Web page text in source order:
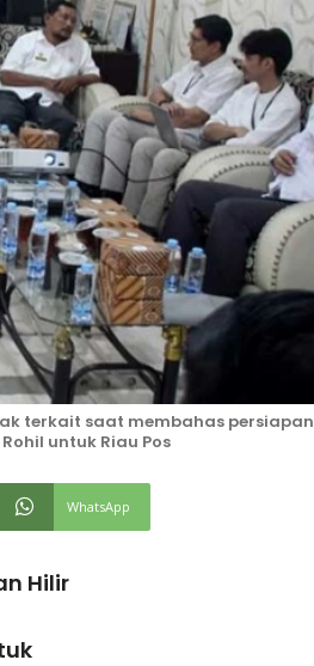
terkait saat membahas persiapan
untuk Riau Pos
WhatsApp
Hilir